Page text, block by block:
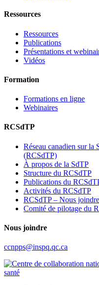
Ressources
Ressources
Publications
Présentations et
Vidéos
Formation
Formations en ligne
Webinaires
RCSdTP
Réseau canadien sur la
(RCSdTP)
À propos de la SdTP
Structure du RCSdTP
Publications du
Activités du RCSdTP
RCSdTP – Nous joindre
Comité de pilotage du
Nous joindre
ccnpps@inspq.qc.ca